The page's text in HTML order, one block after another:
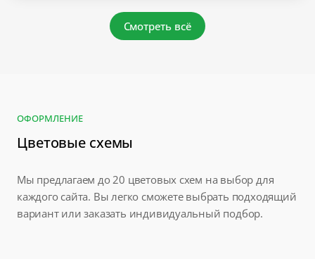
Смотреть всё
ОФОРМЛЕНИЕ
Цветовые схемы
Мы предлагаем до 20 цветовых схем на выбор для
каждого сайта. Вы легко сможете выбрать подходящий
вариант или заказать индивидуальный подбор.